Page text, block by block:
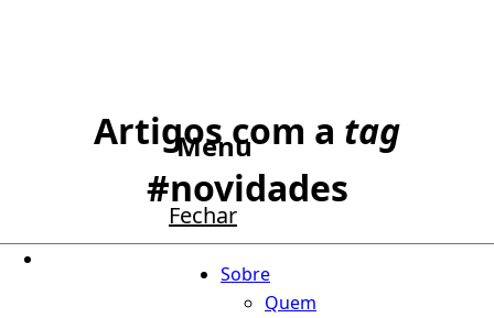
Menu
Fechar
Sobre
Quem
Artigos com a tag
#novidades